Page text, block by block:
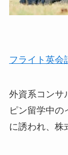
フライト英会
外資系コンサ
ピン留学中の
に誘われ、株